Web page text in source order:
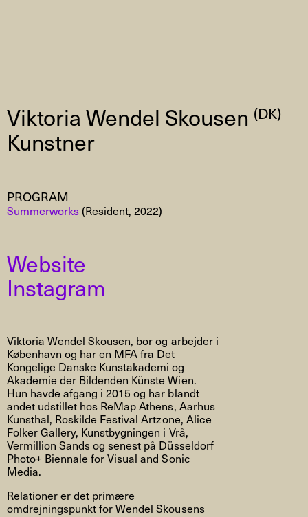
Viktoria Wendel Skousen (DK)
Kunstner
PROGRAM
Summerworks(Resident, 2022)
Website
Instagram
Viktoria Wendel Skousen, bor og arbejder i
København og har en MFA fra Det
Kongelige Danske Kunstakademi og
Akademie der Bildenden Künste Wien.
Hun havde afgang i 2015 og har blandt
andet udstillet hos ReMap Athens, Aarhus
Kunsthal, Roskilde Festival Artzone, Alice
Folker Gallery, Kunstbygningen i Vrå,
Vermillion Sands og senest på Düsseldorf
Photo+ Biennale for Visual and Sonic
Media.
Relationer er det primære
omdrejningspunkt for Wendel Skousens